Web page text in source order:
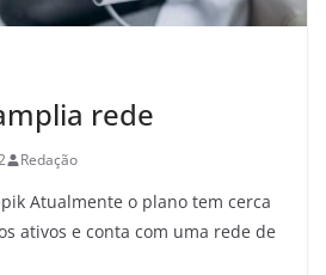
rede
Redação
Atualmente o plano tem cerca
ativos e conta com uma rede de